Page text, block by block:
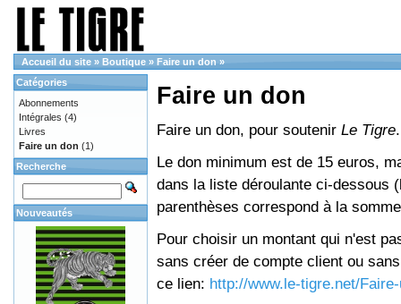
Accueil du site » Boutique » Faire un don »
Faire un don
Faire un don, pour soutenir Le Tigre.
Le don minimum est de 15 euros,
dans la liste déroulante ci-dessous
parenthèses correspond à la
Pour choisir un montant qui n'est
sans créer de compte client ou
ce lien: http://www.le-tigre.net/
Catégories
Abonnements
Intégrales (4)
Livres
Faire un don (1)
Recherche
Nouveautés